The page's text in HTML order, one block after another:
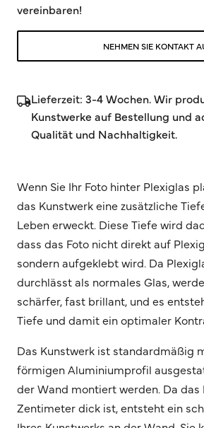
vereinbaren!
NEHMEN SIE KONTAKT
Lieferzeit: 3-4 Wochen. Wir
Kunstwerke auf Bestellung und
Qualität und Nachhaltigkeit.
Wenn Sie Ihr Foto hinter Plexiglas
das Kunstwerk eine zusätzliche
Leben erweckt. Diese Tiefe wird
dass das Foto nicht direkt auf
sondern aufgeklebt wird. Da
durchlässt als normales Glas,
schärfer, fast brillant, und es
Tiefe und damit ein optimaler
Das Kunstwerk ist standardmäßig
förmigen Aluminiumprofil
der Wand montiert werden. Da das
Zentimeter dick ist, entsteht ein